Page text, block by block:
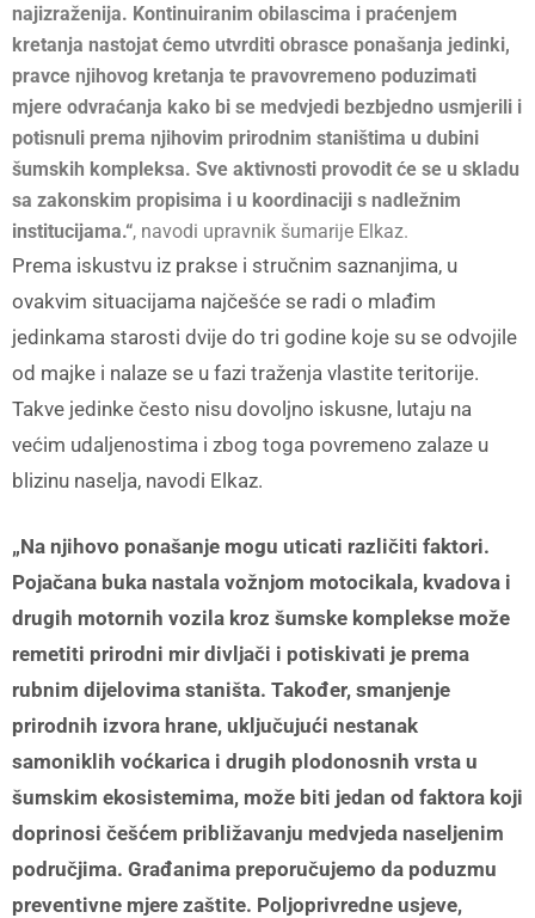
najizraženija. Kontinuiranim obilascima i praćenjem
kretanja nastojat ćemo utvrditi obrasce ponašanja jedinki,
pravce njihovog kretanja te pravovremeno poduzimati
mjere odvraćanja kako bi se medvjedi bezbjedno usmjerili i
potisnuli prema njihovim prirodnim staništima u dubini
šumskih kompleksa. Sve aktivnosti provodit će se u skladu
sa zakonskim propisima i u koordinaciji s nadležnim
institucijama.“, navodi upravnik šumarije Elkaz.
Prema iskustvu iz prakse i stručnim saznanjima, u
ovakvim situacijama najčešće se radi o mlađim
jedinkama starosti dvije do tri godine koje su se odvojile
od majke i nalaze se u fazi traženja vlastite teritorije.
Takve jedinke često nisu dovoljno iskusne, lutaju na
većim udaljenostima i zbog toga povremeno zalaze u
blizinu naselja, navodi Elkaz.
„Na njihovo ponašanje mogu uticati različiti faktori.
Pojačana buka nastala vožnjom motocikala, kvadova i
drugih motornih vozila kroz šumske komplekse može
remetiti prirodni mir divljači i potiskivati je prema
rubnim dijelovima staništa. Također, smanjenje
prirodnih izvora hrane, uključujući nestanak
samoniklih voćkarica i drugih plodonosnih vrsta u
šumskim ekosistemima, može biti jedan od faktora koji
doprinosi češćem približavanju medvjeda naseljenim
područjima. Građanima preporučujemo da poduzmu
preventivne mjere zaštite. Poljoprivredne usjeve,